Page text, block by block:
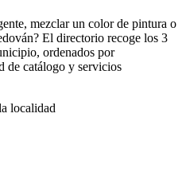
mezclar un color de pintura o
El directorio recoge los 3
ordenados por
de catálogo y servicios
localidad